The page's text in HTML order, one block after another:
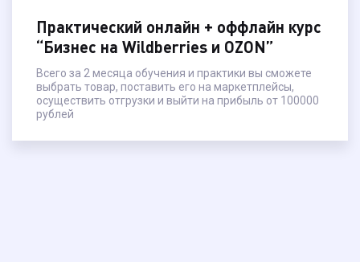
Подробнее →
Практический онлайн + оффлайн курс
“Бизнес на Wildberries и OZON”
Всего за 2 месяца обучения и практики вы сможете
выбрать товар, поставить его на маркетплейсы,
осуществить отгрузки и выйти на прибыль от 100000
рублей